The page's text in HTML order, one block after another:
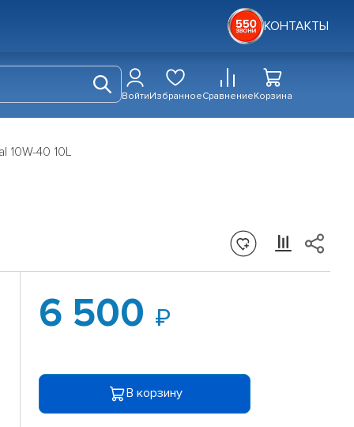
КОНТАКТЫ
ВойтиИзбранноеСравнениеКорзина
10W-40 10L
6 500
В корзину